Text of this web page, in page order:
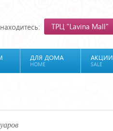
ТРЦ "Lavina Mall"
ДЛЯ ДОМА
HOME
АКЦИИ
SALE